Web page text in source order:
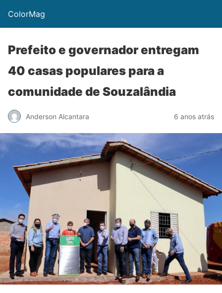
ColorMag
Prefeito e governador entregam
40 casas populares para a
comunidade de Souzalândia
Anderson Alcantara 6 anos atrás